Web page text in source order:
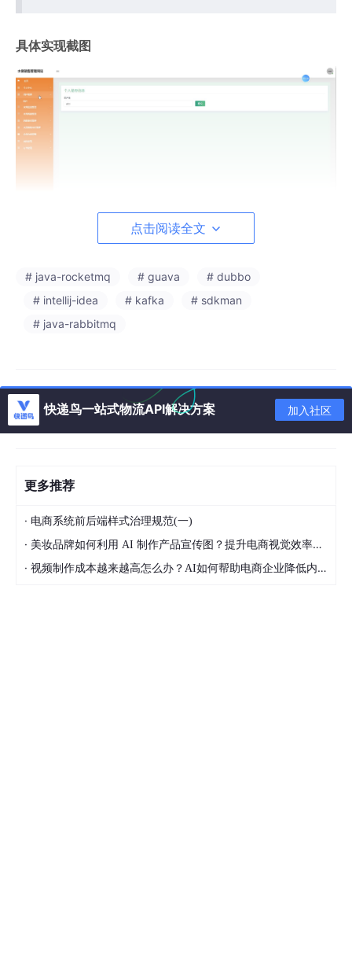
具体实现截图
点击阅读全文
# java-rocketmq # guava
# dubbo
# intellij-idea
# kafka
# sdkman
# java-rabbitmq
快递鸟一站式物流API解决方案 加入社区
更多推荐
· 电商系统前后端样式治理规范(一)
· 美妆品牌如何利用 AI 制作产品宣传图？提升电商视觉效率的方法
· 视频制作成本越来越高怎么办？AI如何帮助电商企业降低内容生产压力